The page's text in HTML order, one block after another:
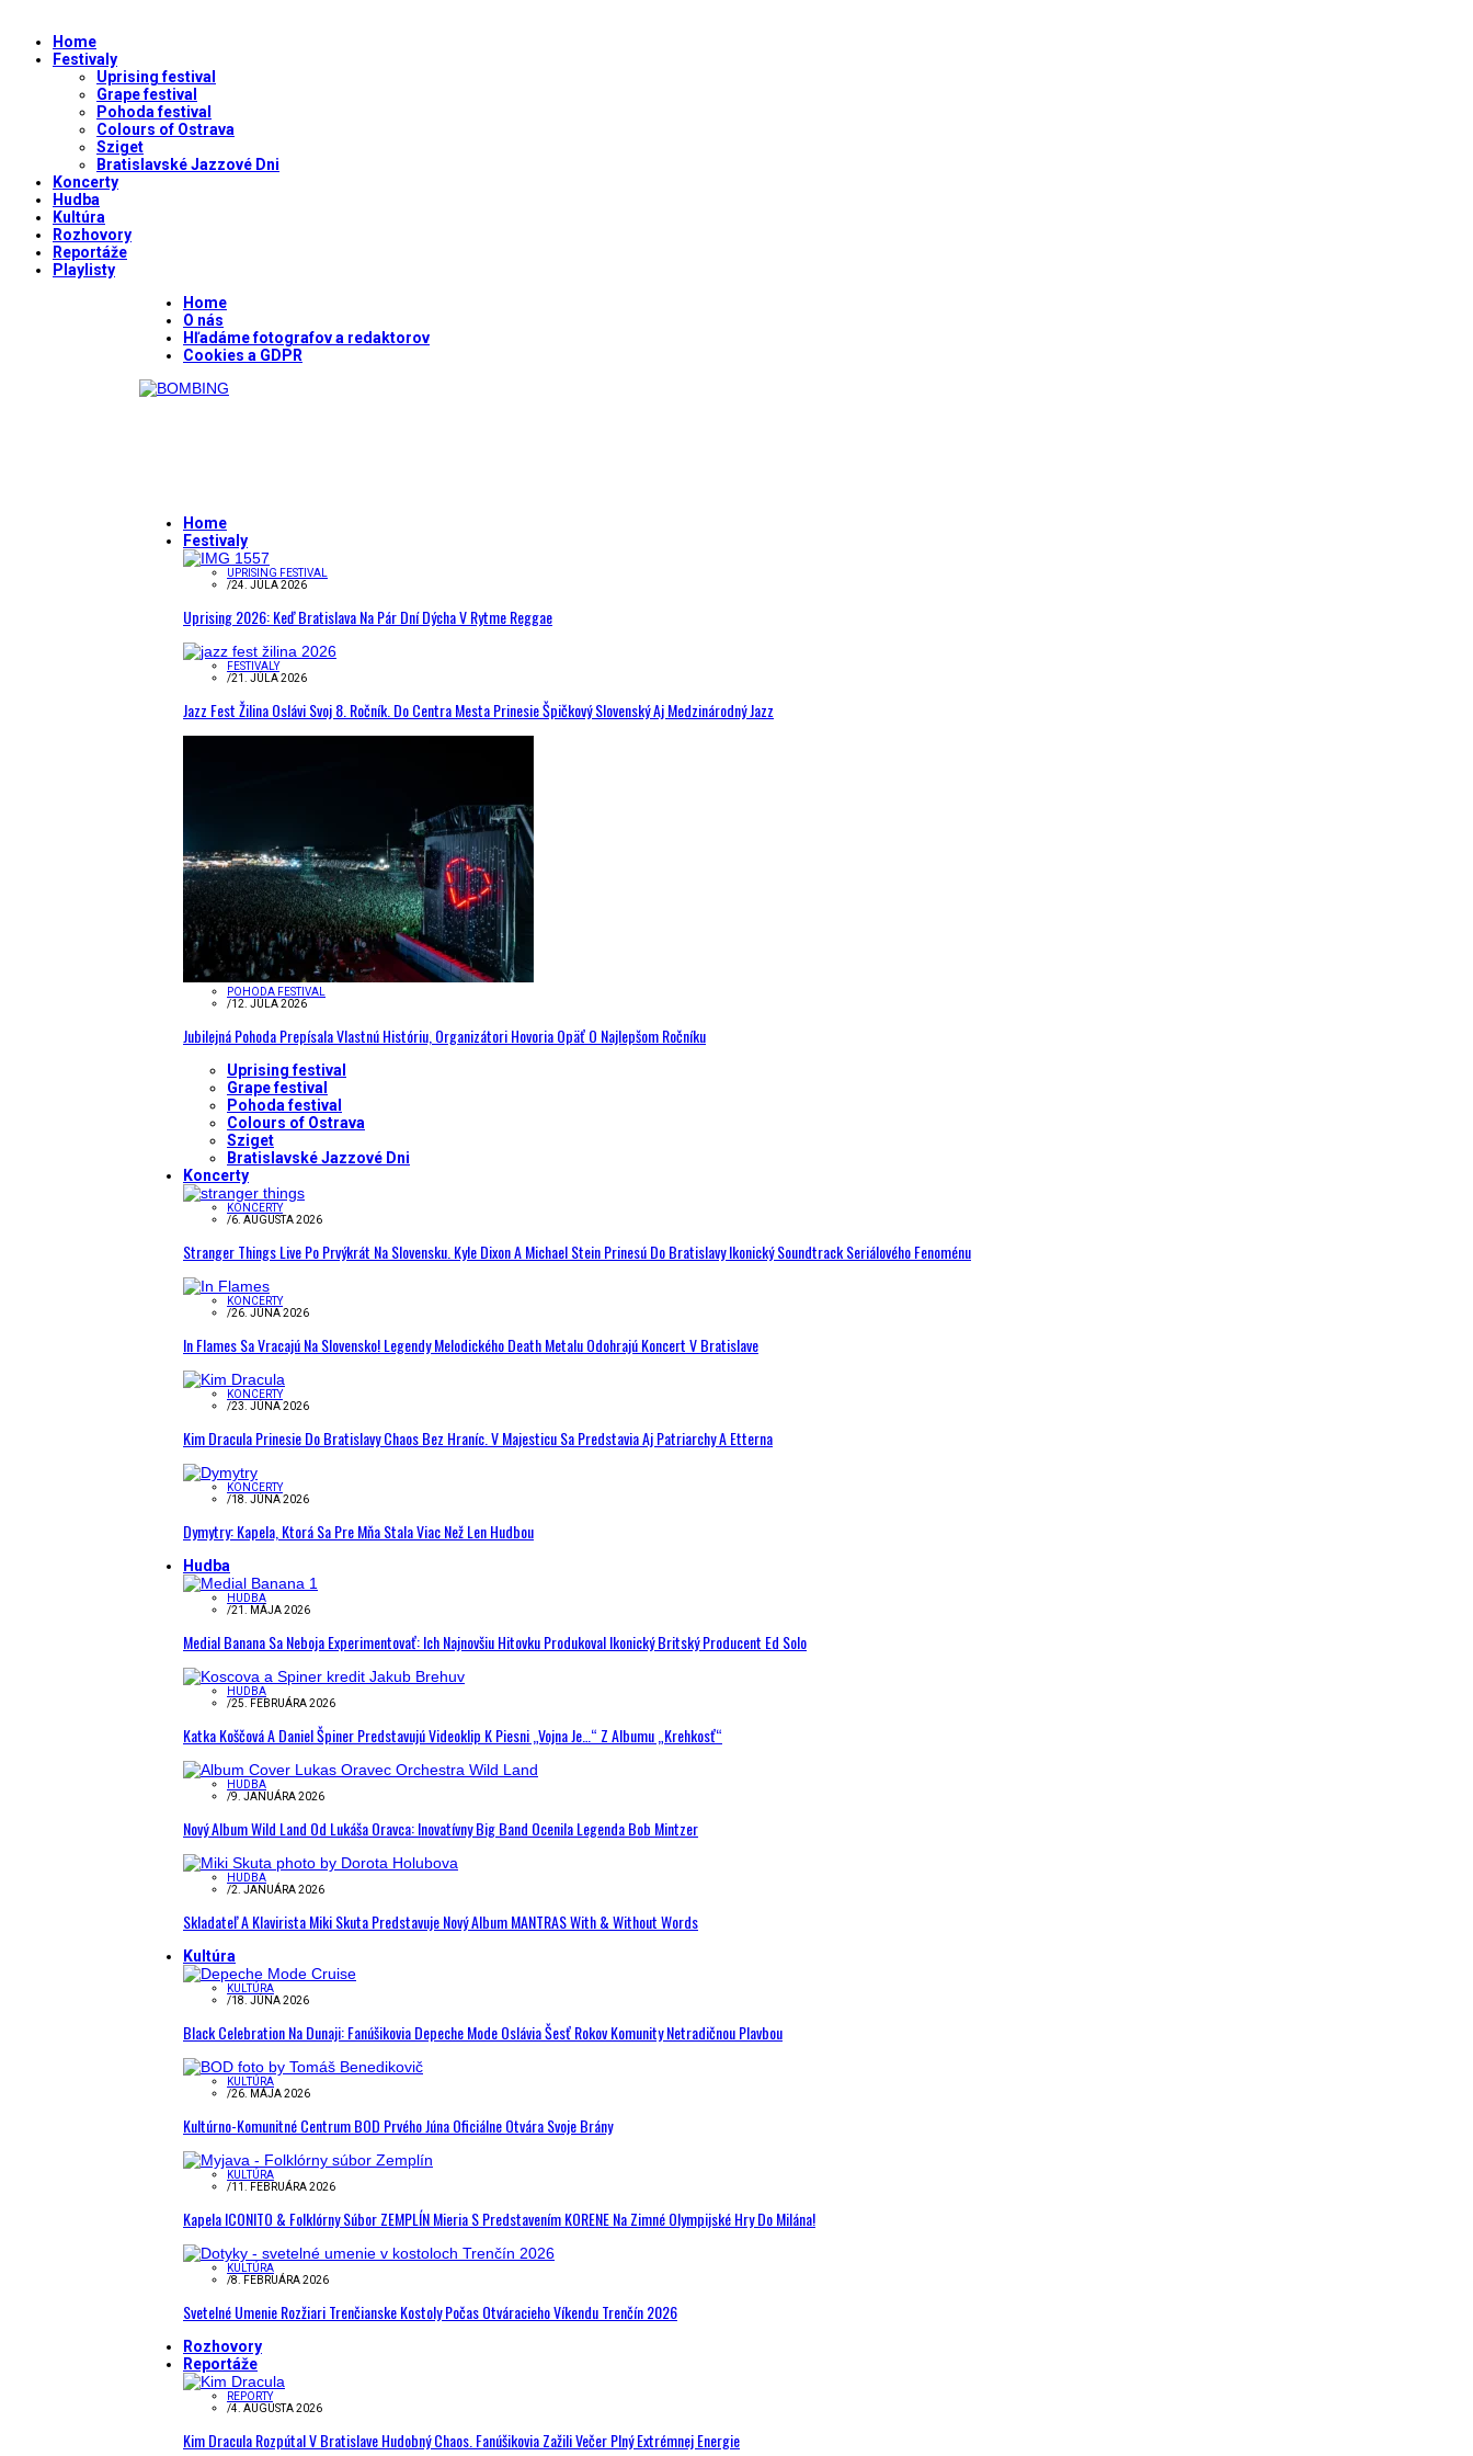
Home
Festivaly
Uprising festival
Grape festival
Pohoda festival
Colours of Ostrava
Sziget
Bratislavské Jazzové Dni
Koncerty
Hudba
Kultúra
Rozhovory
Reportáže
Playlisty
Home
O nás
Hľadáme fotografov a redaktorov
Cookies a GDPR
Home
Festivaly
UPRISING FESTIVAL
/24. JÚLA 2026
Uprising 2026: Keď Bratislava Na Pár Dní Dýcha V Rytme Reggae
FESTIVALY
/21. JÚLA 2026
Jazz Fest Žilina Oslávi Svoj 8. Ročník. Do Centra Mesta Prinesie Špičkový Slovenský Aj Medzinárodný Jazz
POHODA FESTIVAL
/12. JÚLA 2026
Jubilejná Pohoda Prepísala Vlastnú Históriu, Organizátori Hovoria Opäť O Najlepšom Ročníku
Uprising festival
Grape festival
Pohoda festival
Colours of Ostrava
Sziget
Bratislavské Jazzové Dni
Koncerty
KONCERTY
/6. AUGUSTA 2026
Stranger Things Live Po Prvýkrát Na Slovensku. Kyle Dixon A Michael Stein Prinesú Do Bratislavy Ikonický Soundtrack Seriálového Fenoménu
KONCERTY
/26. JÚNA 2026
In Flames Sa Vracajú Na Slovensko! Legendy Melodického Death Metalu Odohrajú Koncert V Bratislave
KONCERTY
/23. JÚNA 2026
Kim Dracula Prinesie Do Bratislavy Chaos Bez Hraníc. V Majesticu Sa Predstavia Aj Patriarchy A Etterna
KONCERTY
/18. JÚNA 2026
Dymytry: Kapela, Ktorá Sa Pre Mňa Stala Viac Než Len Hudbou
Hudba
HUDBA
/21. MÁJA 2026
Medial Banana Sa Neboja Experimentovať: Ich Najnovšiu Hitovku Produkoval Ikonický Britský Producent Ed Solo
HUDBA
/25. FEBRUÁRA 2026
Katka Koščová A Daniel Špiner Predstavujú Videoklip K Piesni „Vojna Je…“ Z Albumu „Krehkosť“
HUDBA
/9. JANUÁRA 2026
Nový Album Wild Land Od Lukáša Oravca: Inovatívny Big Band Ocenila Legenda Bob Mintzer
HUDBA
/2. JANUÁRA 2026
Skladateľ A Klavirista Miki Skuta Predstavuje Nový Album MANTRAS With & Without Words
Kultúra
KULTÚRA
/18. JÚNA 2026
Black Celebration Na Dunaji: Fanúšikovia Depeche Mode Oslávia Šesť Rokov Komunity Netradičnou Plavbou
KULTÚRA
/26. MÁJA 2026
Kultúrno-Komunitné Centrum BOD Prvého Júna Oficiálne Otvára Svoje Brány
KULTÚRA
/11. FEBRUÁRA 2026
Kapela ICONITO & Folklórny Súbor ZEMPLÍN Mieria S Predstavením KORENE Na Zimné Olympijské Hry Do Milána!
KULTÚRA
/8. FEBRUÁRA 2026
Svetelné Umenie Rozžiari Trenčianske Kostoly Počas Otváracieho Víkendu Trenčín 2026
Rozhovory
Reportáže
REPORTY
/4. AUGUSTA 2026
Kim Dracula Rozpútal V Bratislave Hudobný Chaos. Fanúšikovia Zažili Večer Plný Extrémnej Energie